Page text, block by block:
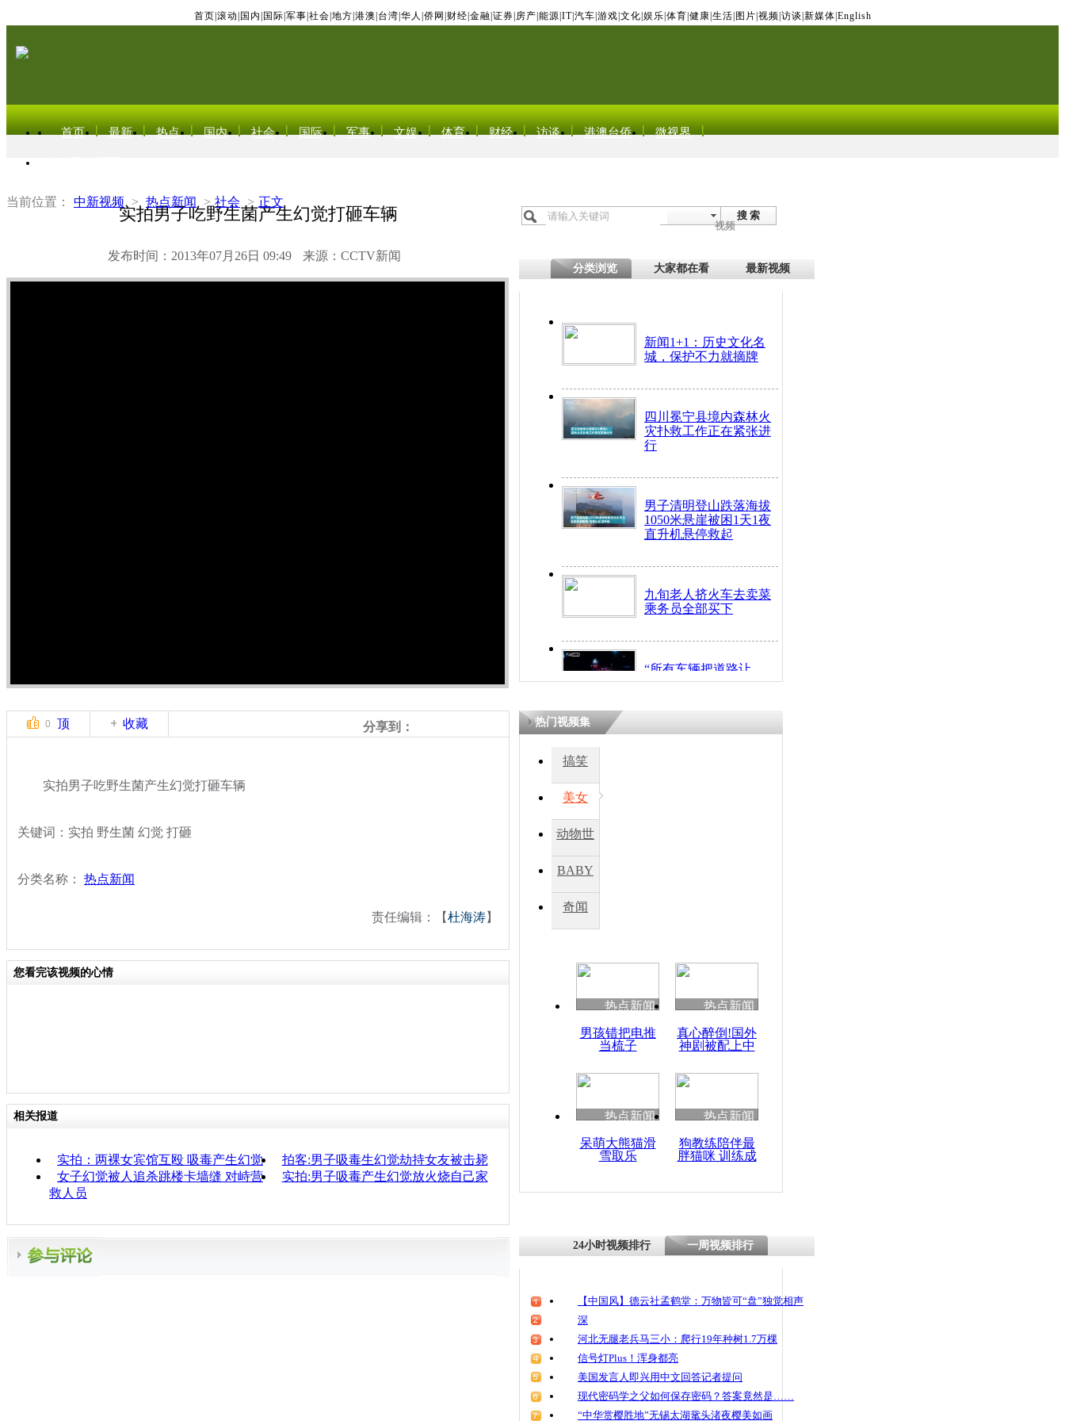
首页 滚动 国内 国际 军事 社会 地方 港澳 台湾 华人 侨网 财经 金融 证券 房产 能源 IT| 汽车 游戏 文化 娱乐 体育 健康 生活 图片 视频 访谈 新媒体 English
首页 最新 热点 国内 社会 国际 军事 文娱 体育 财经 访谈 港澳台侨 微视界
当前位置： 中新视频 > 热点新闻 > 社会 > 正文
实拍男子吃野生菌产生幻觉打砸车辆
发布时间：2013年07月26日 09:49 来源：CCTV新闻
搜 索
视频
分类浏览 大家都在看 最新视频
新闻1+1：历史文化名
城，保护不力就摘牌
四川冕宁县境内森林火
灾扑救工作正在紧张进
行
男子清明登山跌落海拔
1050米悬崖被困1天1夜
直升机悬停救起
九旬老人挤火车去卖菜
乘务员全部买下
“所有车辆把道路让
开！”儿童突发疾病交
四川兴文苗乡上万人欢
度苗族花山节
清明祭英烈 哀思悼忠
实拍男子吃野生菌产生
0 顶 收藏 分享到：
实拍男子吃野生菌产生幻觉打砸车辆
关键词：实拍 野生菌 幻觉 打砸
分类名称： 热点新闻
责任编辑：【杜海涛】
您看完该视频的心情
相关报道
实拍：两裸女宾馆互殴 吸毒产生幻觉
拍客:男子吸毒生幻觉劫持女友被击毙
女子幻觉被人追杀跳楼卡墙缝 对峙营
救人员
实拍:男子吸毒产生幻觉放火烧自己家
热门视频集
搞笑
美女
动物世
BABY
秀
奇闻
热点新闻
男孩错把电推
当梳子
热点新闻
真心醉倒!国外
神剧被配上中
热点新闻
呆萌大熊猫滑
雪取乐
热点新闻
狗教练陪伴最
胖猫咪 训练成
24小时视频排行 一周视频排行
【中国风】德云社孟鹤堂：万物皆可“盘”独觉相声
深
河北无腿老兵马三小：爬行19年种树1.7万棵
信号灯Plus！浑身都亮
美国发言人即兴用中文回答记者提问
现代密码学之父如何保存密码？答案竟然是……
“中华赏樱胜地”无锡太湖鼋头渚夜樱美如画